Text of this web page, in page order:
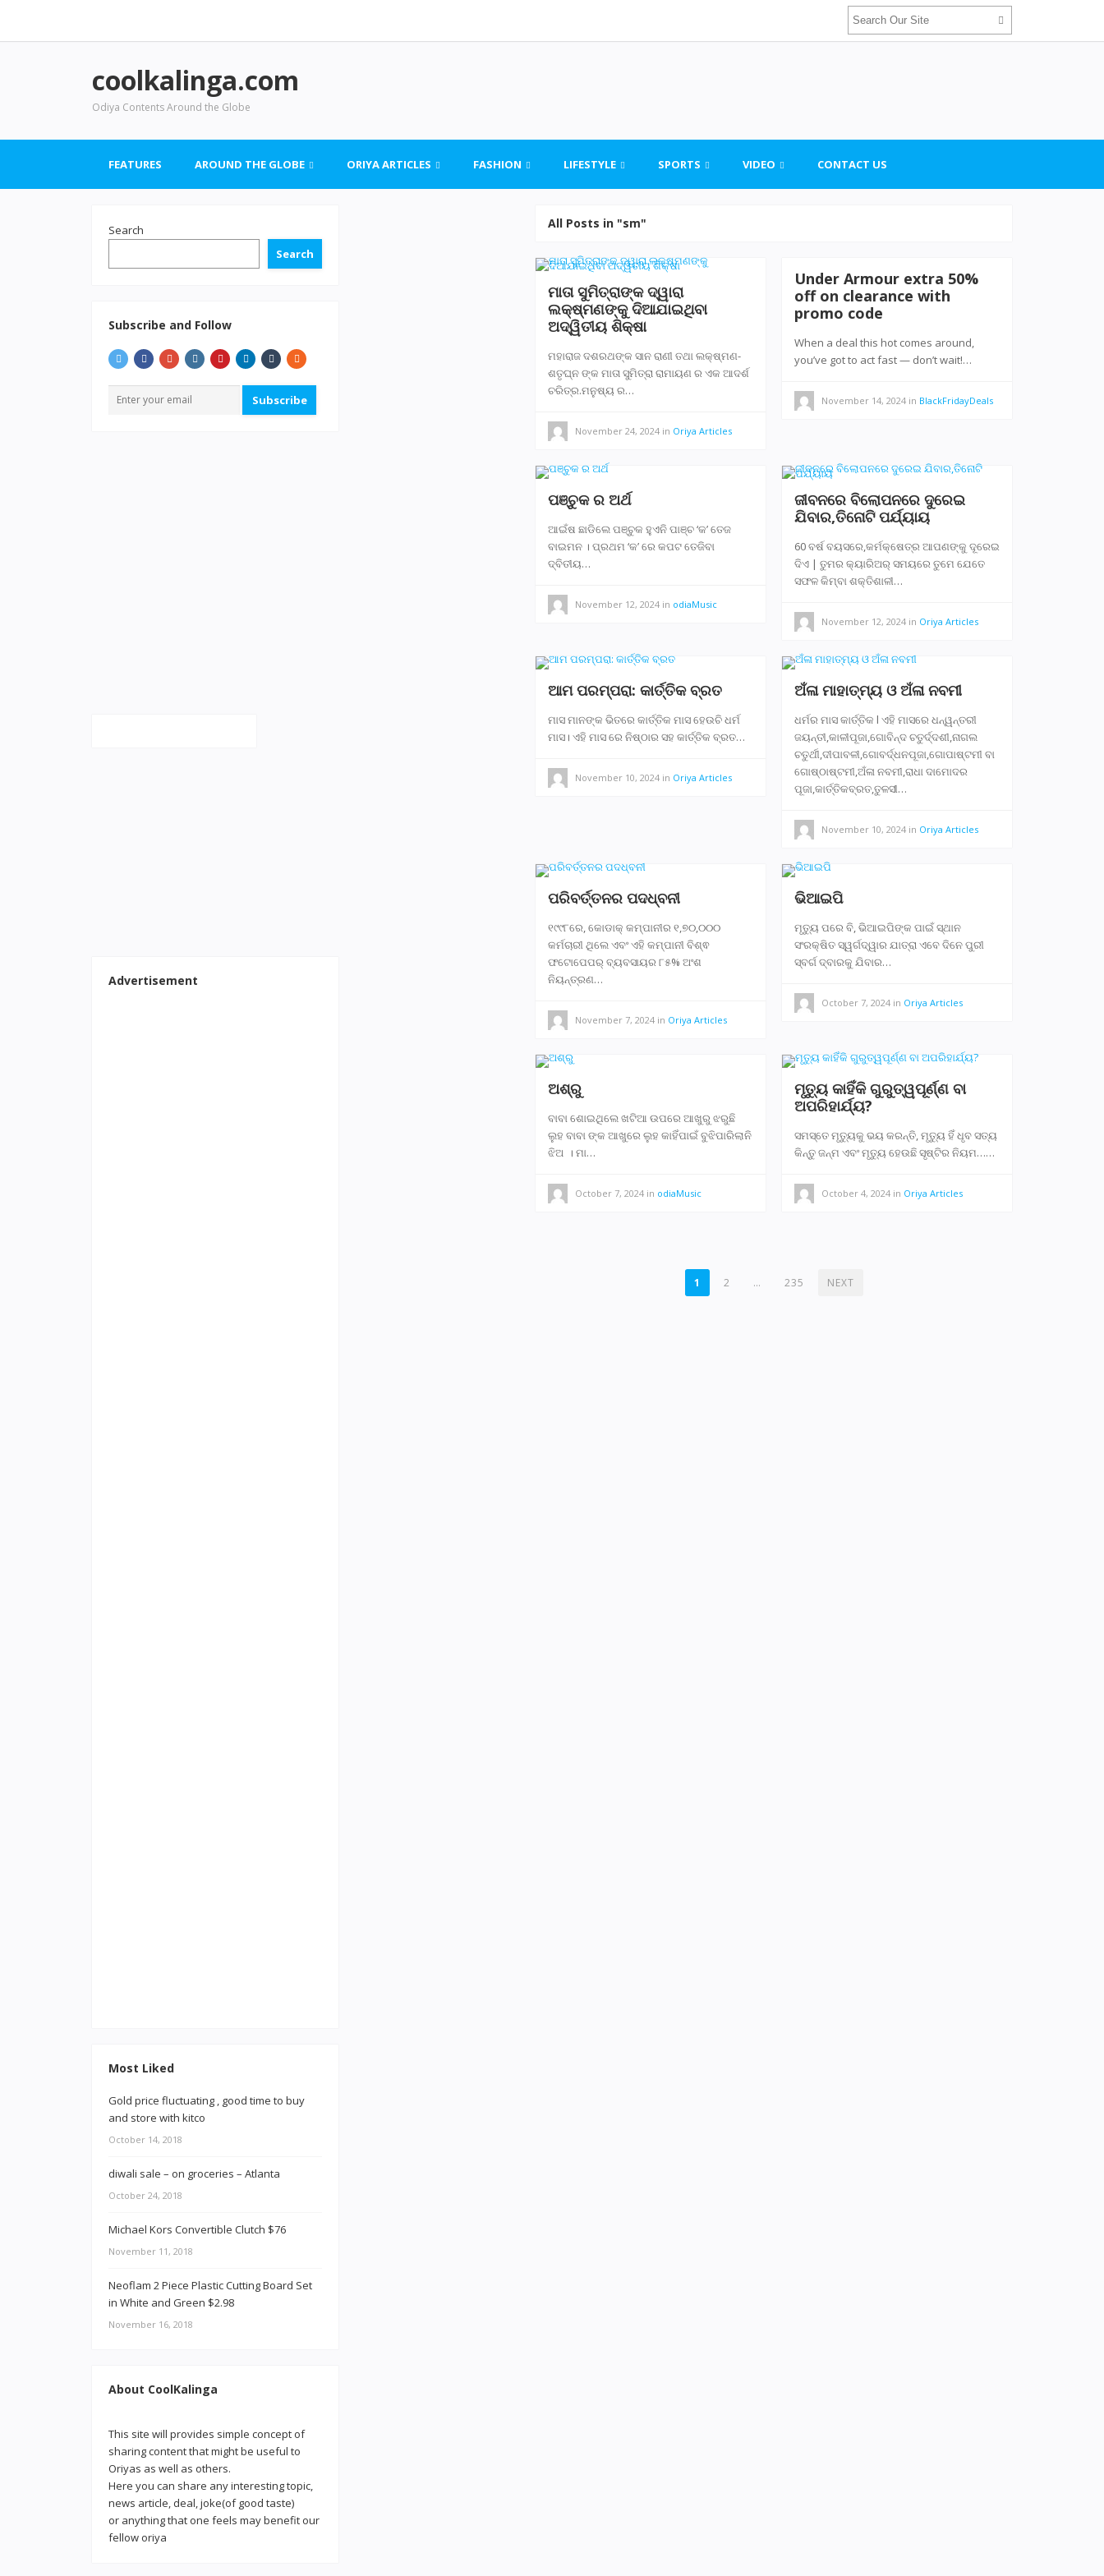
coolkalinga.com
Odiya Contents Around the Globe
FEATURES AROUND THE GLOBE ORIYA ARTICLES FASHION LIFESTYLE SPORTS VIDEO CONTACT US
All Posts in "sm"
ମାତା ସୁମିତ୍ରାଙ୍କ ଦ୍ୱାରା
ଲକ୍ଷ୍ମଣଙ୍କୁ ଦିଆଯାଇଥିବା
ଅଦ୍ୱିତୀୟ ଶିକ୍ଷା
ମହାରାଜ ଦଶରଥଙ୍କ ସାନ ରାଣୀ ତଥା ଲକ୍ଷ୍ମଣ-
ଶତୃଘ୍ନ ଙ୍କ ମାତା ସୁମିତ୍ରା ରାମାୟଣ ର ଏକ ଆଦର୍ଶ
ଚରିତ୍ର.ମନୁଷ୍ୟ ର…
November 24, 2024 in Oriya Articles
Under Armour extra 50%
off on clearance with
promo code
When a deal this hot comes around,
you’ve got to act fast — don’t wait!…
November 14, 2024 in BlackFridayDeals
ପଞ୍ଚୁକ ର ଅର୍ଥ
ଆଇଁଷ ଛାଡିଲେ ପଞ୍ଚୁକ ହୁଏନି ପାଞ୍ଚ ‘କ’ ତେଜ
ବାଇମନ । ପ୍ରଥମ ‘କ’ ରେ କପଟ ତେଜିବା
ଦ୍ବିତୀୟ…
November 12, 2024 in odiaMusic
ଜୀବନରେ ବିଲୋପନରେ ଦୁରେଇ
ଯିବାର,ତିନୋଟି ପର୍ଯ୍ୟାୟ
60 ବର୍ଷ ବୟସରେ,କର୍ମକ୍ଷେତ୍ର ଆପଣଙ୍କୁ ଦୂରେଇ
ଦିଏ | ତୁମର କ୍ୟାରିଅର୍ ସମୟରେ ତୁମେ ଯେତେ
ସଫଳ କିମ୍ବା ଶକ୍ତିଶାଳୀ…
November 12, 2024 in Oriya Articles
ଆମ ପରମ୍ପରା: କାର୍ତ୍ତିକ ବ୍ରତ
ମାସ ମାନଙ୍କ ଭିତରେ କାର୍ତ୍ତିକ ମାସ ହେଉଚି ଧର୍ମ
ମାସ। ଏହି ମାସ ରେ ନିଷ୍ଠାର ସହ କାର୍ତ୍ତିକ ବ୍ରତ…
November 10, 2024 in Oriya Articles
ଅଁଳା ମାହାତ୍ମ୍ୟ ଓ ଅଁଳା ନବମୀ
ଧର୍ମର ମାସ କାର୍ତ୍ତିକ l ଏହି ମାସରେ ଧନ୍ୱନ୍ତରୀ
ଜୟନ୍ତୀ,କାଳୀପୂଜା,ଗୋବିନ୍ଦ ଚତୁର୍ଦ୍ଦଶୀ,ନାଗଲ
ଚତୁର୍ଥୀ,ଦୀପାବଳୀ,ଗୋବର୍ଦ୍ଧନପୂଜା,ଗୋପାଷ୍ଟମୀ ବା
ଗୋଷ୍ଠାଷ୍ଟମୀ,ଅଁଳା ନବମୀ,ରାଧା ଦାମୋଦର
ପୂଜା,କାର୍ତ୍ତିକବ୍ରତ,ତୁଳସୀ…
November 10, 2024 in Oriya Articles
ପରିବର୍ତ୍ତନର ପଦଧ୍ବନୀ
୧୯୯୮ରେ, କୋଡାକ୍ କମ୍ପାନୀର ୧,୭୦,୦୦୦
କର୍ମଚାରୀ ଥିଲେ ଏବଂ ଏହି କମ୍ପାନୀ ବିଶ୍ଵ
ଫଟୋପେପର୍ ବ୍ୟବସାୟର ୮୫% ଅଂଶ
ନିୟନ୍ତ୍ରଣ…
November 7, 2024 in Oriya Articles
ଭିଆଇପି
ମୃତ୍ୟୁ ପରେ ବି, ଭିଆଇପିଙ୍କ ପାଇଁ ସ୍ଥାନ
ସଂରକ୍ଷିତ ସ୍ୱର୍ଗଦ୍ୱାର ଯାତ୍ରା ଏବେ ଦିନେ ପୁରୀ
ସ୍ବର୍ଗ ଦ୍ବାରକୁ ଯିବାର…
October 7, 2024 in Oriya Articles
ଅଶ୍ରୁ
ବାବା ଶୋଇଥିଲେ ଖଟିଆ ଉପରେ ଆଖୁରୁ ଝରୁଛି
ଲୁହ ବାବା ଙ୍କ ଆଖୁରେ ଲୁହ କାହିଁପାଇଁ ବୁଝିପାରିଲାନି
ଝିଅ । ମା…
October 7, 2024 in odiaMusic
ମୃତ୍ୟୁ କାହିଁକି ଗୁରୁତ୍ୱପୂର୍ଣ୍ଣ ବା
ଅପରିହାର୍ଯ୍ୟ?
ସମସ୍ତେ ମୃତ୍ୟୁକୁ ଭୟ କରନ୍ତି, ମୃତ୍ୟୁ ହିଁ ଧୃବ ସତ୍ୟ
କିନ୍ତୁ ଜନ୍ମ ଏବଂ ମୃତ୍ୟୁ ହେଉଛି ସୃଷ୍ଟିର ନିୟମ……
October 4, 2024 in Oriya Articles
1 2 … 235 NEXT
Search
Search
Subscribe and Follow
Subscribe
Advertisement
Most Liked
Gold price fluctuating , good time to buy
and store with kitco
October 14, 2018
diwali sale – on groceries – Atlanta
October 24, 2018
Michael Kors Convertible Clutch $76
November 11, 2018
Neoflam 2 Piece Plastic Cutting Board Set
in White and Green $2.98
November 16, 2018
About CoolKalinga
This site will provides simple concept of
sharing content that might be useful to
Oriyas as well as others.
Here you can share any interesting topic,
news article, deal, joke(of good taste)
or anything that one feels may benefit our
fellow oriya